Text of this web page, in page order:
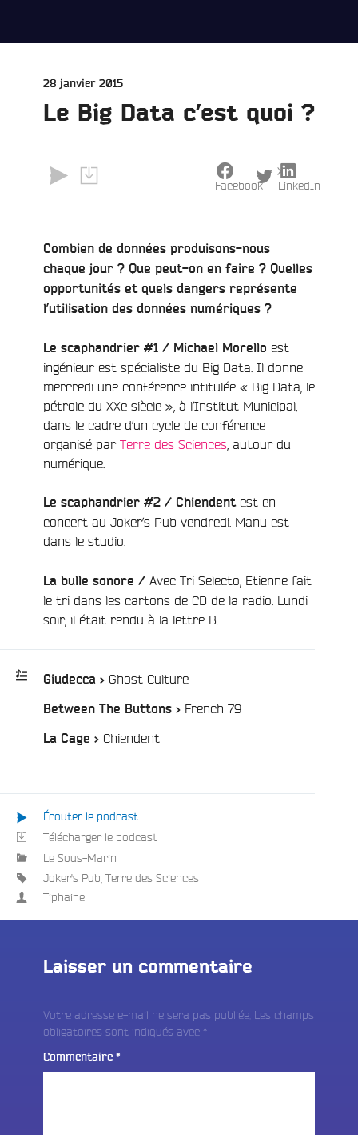
Publié
28 janvier 2015
Le Big Data c’est quoi ?
Combien de données produisons-nous
chaque jour ? Que peut-on en faire ? Quelles
opportunités et quels dangers représente
l’utilisation des données numériques ?
Le scaphandrier #1 / Michael Morello est
ingénieur est spécialiste du Big Data. Il donne
mercredi une conférence intitulée « Big Data, le
pétrole du XXe siècle », à l’Institut Municipal,
dans le cadre d’un cycle de conférence
organisé par Terre des Sciences , autour du
numérique.
Le scaphandrier #2 / Chiendent est en
concert au Joker’s Pub vendredi. Manu est
dans le studio.
La bulle sonore / Avec Tri Selecto, Etienne fait
le tri dans les cartons de CD de la radio. Lundi
soir, il était rendu à la lettre B.
Playlist
:
Giudecca > Ghost Culture/
Between The Buttons > French 79/
La Cage > Chiendent
Facebook
X
LinkedIn
Écouter le podcast
Télécharger le podcast
Le Sous-Marin
Joker's Pub Terre des Sciences
Tiphaine
Laisser un commentaire
Votre adresse e-mail ne sera pas publiée. Les champs
obligatoires sont indiqués avec *
Commentaire *